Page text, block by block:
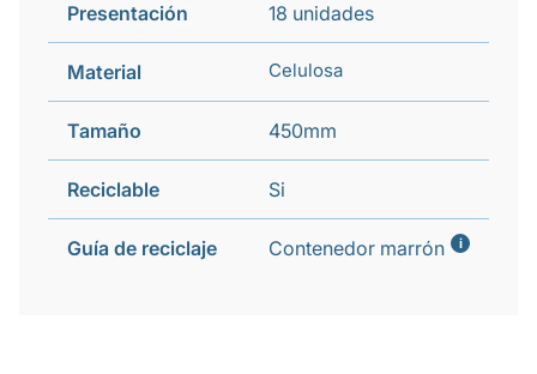
Presentación 18 unidades
Material Celulosa
Tamaño 450mm
Reciclable Si
Guía de reciclaje Contenedor marrón i